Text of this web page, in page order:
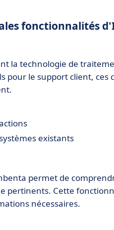
fonctionnalités
la technologie de
pour le support client,
existants
permet de
pertinents. Cette
nécessaires.